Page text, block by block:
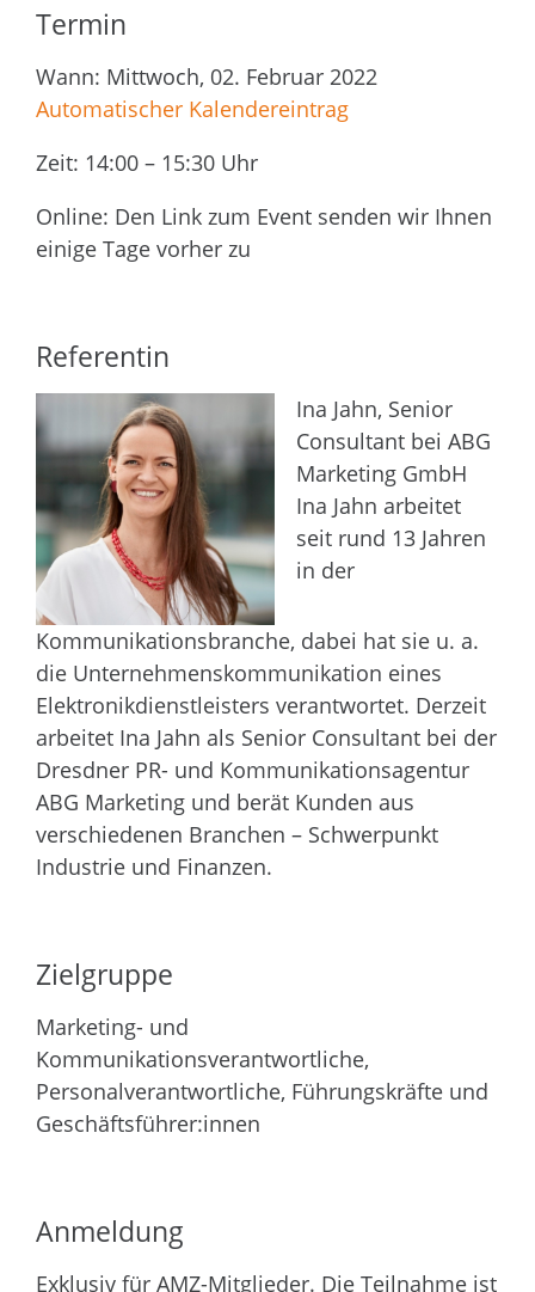
Termin
Wann: Mittwoch, 02. Februar 2022
Automatischer Kalendereintrag
Zeit: 14:00 – 15:30 Uhr
Online: Den Link zum Event senden wir Ihnen
einige Tage vorher zu
Referentin
Ina Jahn, Senior
Consultant bei ABG
Marketing GmbH
Ina Jahn arbeitet
seit rund 13 Jahren
in der
Kommunikationsbranche, dabei hat sie u. a.
die Unternehmenskommunikation eines
Elektronikdienstleisters verantwortet. Derzeit
arbeitet Ina Jahn als Senior Consultant bei der
Dresdner PR- und Kommunikationsagentur
ABG Marketing und berät Kunden aus
verschiedenen Branchen – Schwerpunkt
Industrie und Finanzen.
Zielgruppe
Marketing- und
Kommunikationsverantwortliche,
Personalverantwortliche, Führungskräfte und
Geschäftsführer:innen
Anmeldung
Exklusiv für AMZ-Mitglieder. Die Teilnahme ist